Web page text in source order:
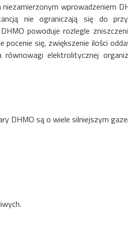
wprowadzeniem
nie ograniczają się do
powoduje rozlegle
pocenie się, zwiększenie ilości
elektrolitycznej
DHMO są o wiele silniejszym